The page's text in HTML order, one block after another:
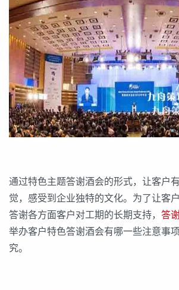
通过特色主题答谢酒会的形式，让客户
觉，感受到企业独特的文化。为了让客
答谢各方面客户对工期的长期支持， 答
举办客户特色答谢酒会有哪一些注意事
究。